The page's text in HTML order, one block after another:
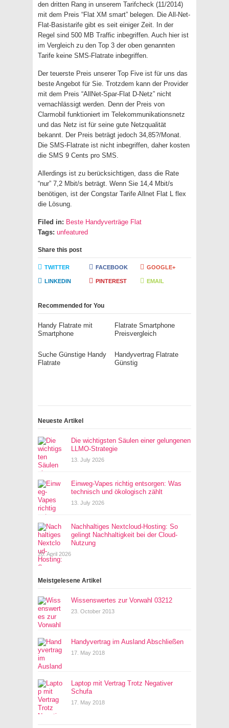
den dritten Rang in unserem Tarifcheck (11/2014)
mit dem Preis “Flat XM smart” belegen. Die All-Net-
Flat-Basistarife gibt es seit einiger Zeit. In der
Regel sind 500 MB Traffic inbegriffen. Auch hier ist
im Vergleich zu den Top 3 der oben genannten
Tarife keine SMS-Flatrate inbegriffen.
Der teuerste Preis unserer Top Five ist für uns das
beste Angebot für Sie. Trotzdem kann der Provider
mit dem Preis “AllNet-Spar-Flat D-Netz” nicht
vernachlässigt werden. Denn der Preis von
Clarmobil funktioniert im Telekommunikationsnetz
und das Netz ist für seine gute Netzqualität
bekannt. Der Preis beträgt jedoch 34,85?/Monat.
Die SMS-Flatrate ist nicht inbegriffen, daher kosten
die SMS 9 Cents pro SMS.
Allerdings ist zu berücksichtigen, dass die Rate
“nur” 7,2 Mbit/s beträgt. Wenn Sie 14,4 Mbit/s
benötigen, ist der Congstar Tarife Allnet Flat L flex
die Lösung.
Filed in: Beste Handyverträge Flat
Tags: unfeatured
Share this post
TWITTER FACEBOOK GOOGLE+
LINKEDIN PINTEREST EMAIL
Recommended for You
Handy Flatrate mit
Smartphone
Flatrate Smartphone
Preisvergleich
Suche Günstige Handy
Flatrate
Handyvertrag Flatrate
Günstig
Neueste Artikel
Die wichtigsten Säulen einer gelungenen
LLMO-Strategie
13. July 2026
Einweg-Vapes richtig entsorgen: Was
technisch und ökologisch zählt
13. July 2026
Nachhaltiges Nextcloud-Hosting: So
gelingt Nachhaltigkeit bei der Cloud-
Nutzung
20. April 2026
Meistgelesene Artikel
Wissenswertes zur Vorwahl 03212
23. October 2013
Handyvertrag im Ausland Abschließen
17. May 2018
Laptop mit Vertrag Trotz Negativer
Schufa
17. May 2018